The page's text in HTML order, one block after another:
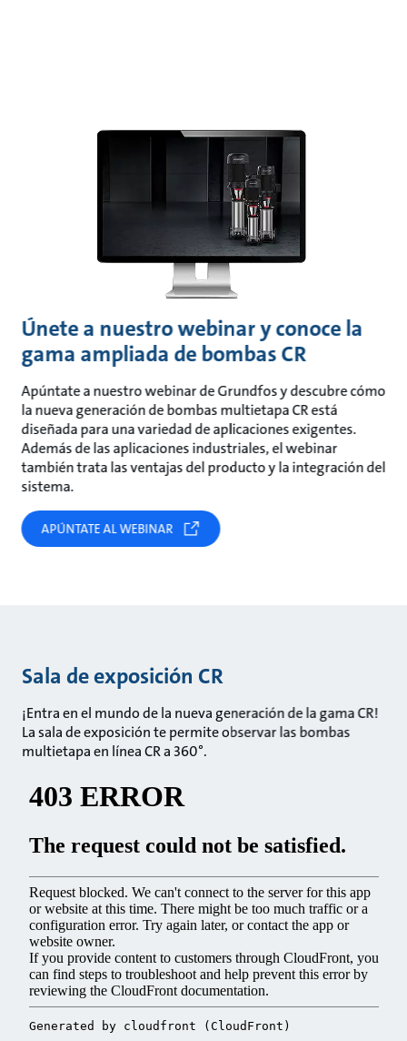
Únete a nuestro webinar y conoce la
gama ampliada de bombas CR
Apúntate a nuestro webinar de Grundfos y descubre cómo
la nueva generación de bombas multietapa CR está
diseñada para una variedad de aplicaciones exigentes.
Además de las aplicaciones industriales, el webinar
también trata las ventajas del producto y la integración del
sistema.
APÚNTATE AL WEBINAR
Sala de exposición CR
¡Entra en el mundo de la nueva generación de la gama CR!
La sala de exposición te permite observar las bombas
multietapa en línea CR a 360°.